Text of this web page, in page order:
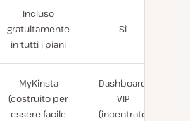
Incluso
gratuitamente
in tutti i piani
Sì
MyKinsta
(costruito per
essere facile
Dashboard
VIP
(incentrato